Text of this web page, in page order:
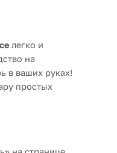
легко и
на
в ваших руках!
простых